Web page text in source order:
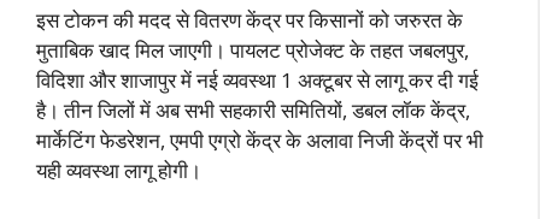
इस टोकन की मदद से वितरण केंद्र पर किसानों को जरुरत के
मुताबिक खाद मिल जाएगी। पायलट प्रोजेक्ट के तहत जबलपुर,
विदिशा और शाजापुर में नई व्यवस्था 1 अक्टूबर से लागू कर दी गई
है। तीन जिलों में अब सभी सहकारी समितियों, डबल लॉक केंद्र,
मार्केटिंग फेडरेशन, एमपी एग्रो केंद्र के अलावा निजी केंद्रों पर भी
यही व्यवस्था लागू होगी।